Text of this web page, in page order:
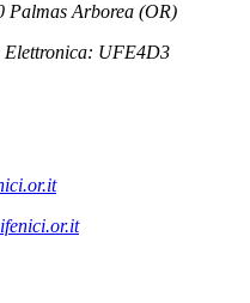
Palmas Arborea (OR)
Elettronica: UFE4D3